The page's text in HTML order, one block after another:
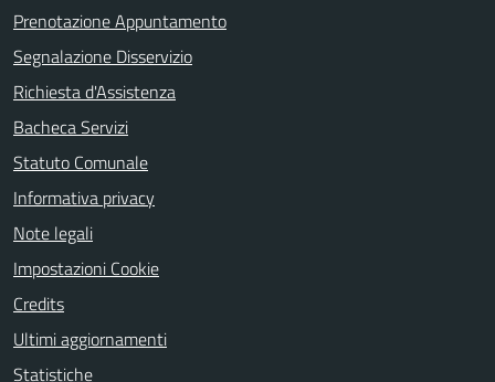
Prenotazione Appuntamento
Segnalazione Disservizio
Richiesta d'Assistenza
Bacheca Servizi
Statuto Comunale
Informativa privacy
Note legali
Impostazioni Cookie
Credits
Ultimi aggiornamenti
Statistiche